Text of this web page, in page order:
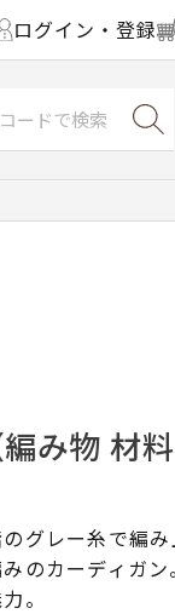
ログイン・登録
編み物 材料
グレー糸で編み
のカーディガン。
。